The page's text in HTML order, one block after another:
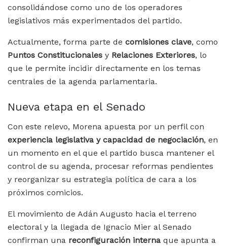
consolidándose como uno de los operadores
legislativos más experimentados del partido.
Actualmente, forma parte de comisiones clave, como
Puntos Constitucionales y Relaciones Exteriores, lo
que le permite incidir directamente en los temas
centrales de la agenda parlamentaria.
Nueva etapa en el Senado
Con este relevo, Morena apuesta por un perfil con
experiencia legislativa y capacidad de negociación, en
un momento en el que el partido busca mantener el
control de su agenda, procesar reformas pendientes
y reorganizar su estrategia política de cara a los
próximos comicios.
El movimiento de Adán Augusto hacia el terreno
electoral y la llegada de Ignacio Mier al Senado
confirman una reconfiguración interna que apunta a